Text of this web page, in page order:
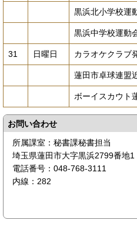
黒浜北小学校運
黒浜中学校運動
31 日曜日 カラオケクラブ
蓮田市卓球連盟
ボーイスカウト
お問い合わせ
所属課室：秘書課秘書担当
埼玉県蓮田市大字黒浜2799番地1
電話番号：048-768-3111
内線：282